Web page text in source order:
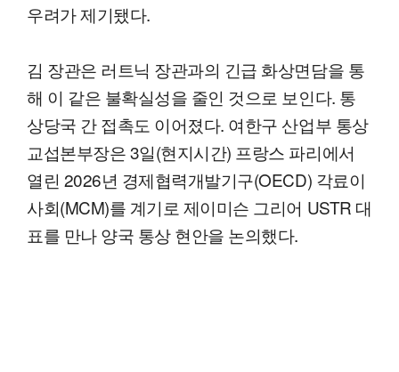
우려가 제기됐다.
김 장관은 러트닉 장관과의 긴급 화상면담을 통
해 이 같은 불확실성을 줄인 것으로 보인다. 통
상당국 간 접촉도 이어졌다. 여한구 산업부 통상
교섭본부장은 3일(현지시간) 프랑스 파리에서
열린 2026년 경제협력개발기구(OECD) 각료이
사회(MCM)를 계기로 제이미슨 그리어 USTR 대
표를 만나 양국 통상 현안을 논의했다.